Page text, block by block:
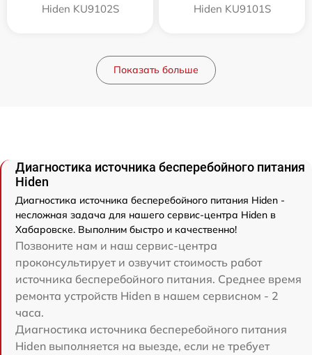
Hiden KU9102S Hiden KU9101S
Показать больше
Диагностика источника бесперебойного питания
Hiden
Диагностика источника бесперебойного питания Hiden -
несложная задача для нашего сервис-центра Hiden в
Хабаровске. Выполним быстро и качественно!
Позвоните нам и наш сервис-центра
проконсультирует и озвучит стоимость работ
источника бесперебойного питания. Среднее время
ремонта устройств Hiden в нашем сервисном - 2
часа.
Диагностика источника бесперебойного питания
Hiden выполняется на выезде, если не требует